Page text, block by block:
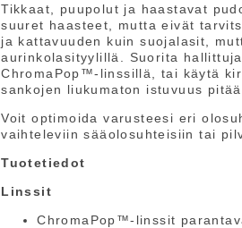
Tikkaat, puupolut ja haastavat
suuret haasteet, mutta eivät
ja kattavuuden kuin suojalasit,
aurinkolasityylillä. Suorita
ChromaPop™-linssillä, tai käytä
sankojen liukumaton istuvuus
Voit optimoida varusteesi eri
vaihteleviin sääolosuhteisiin tai
Tuotetiedot
Linssit
ChromaPop™-linssit